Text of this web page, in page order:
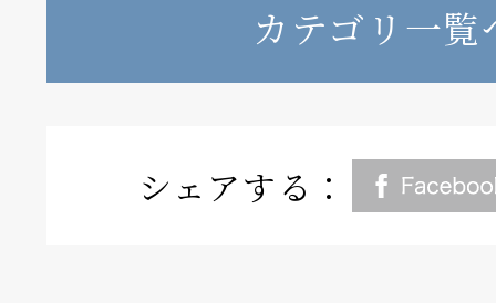
カテゴリ一覧
シェアする：